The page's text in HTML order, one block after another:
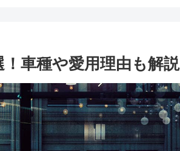
車種や愛用理由も解説